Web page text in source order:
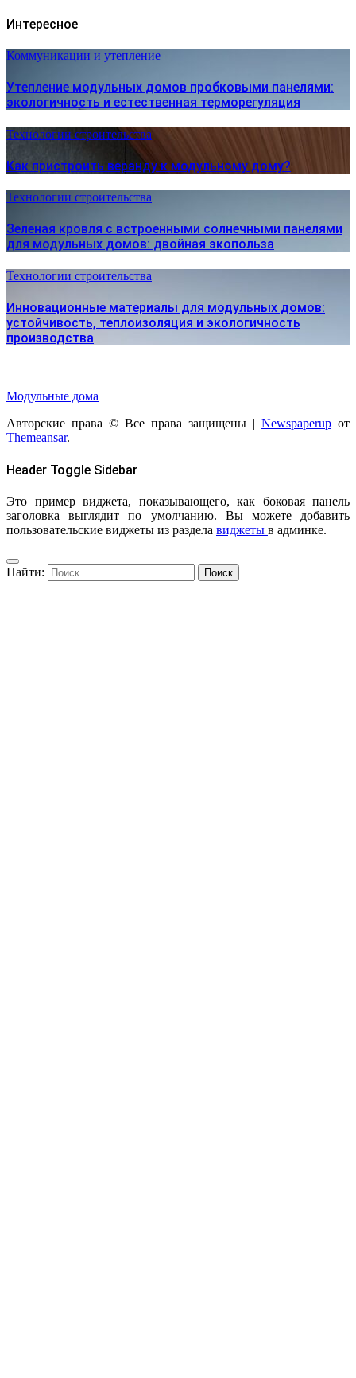
Интересное
Коммуникации и утепление
Утепление модульных домов пробковыми панелями:
экологичность и естественная терморегуляция
Технологии строительства
Как пристроить веранду к модульному дому?
Технологии строительства
Зеленая кровля с встроенными солнечными панелями
для модульных домов: двойная экопольза
Технологии строительства
Инновационные материалы для модульных домов:
устойчивость, теплоизоляция и экологичность
производства
Модульные дома
Авторские права © Все права защищены | Newspaperup от
Themeansar.
Header Toggle Sidebar
Это пример виджета, показывающего, как боковая панель
заголовка выглядит по умолчанию. Вы можете добавить
пользовательские виджеты из раздела виджеты в админке.
Найти: